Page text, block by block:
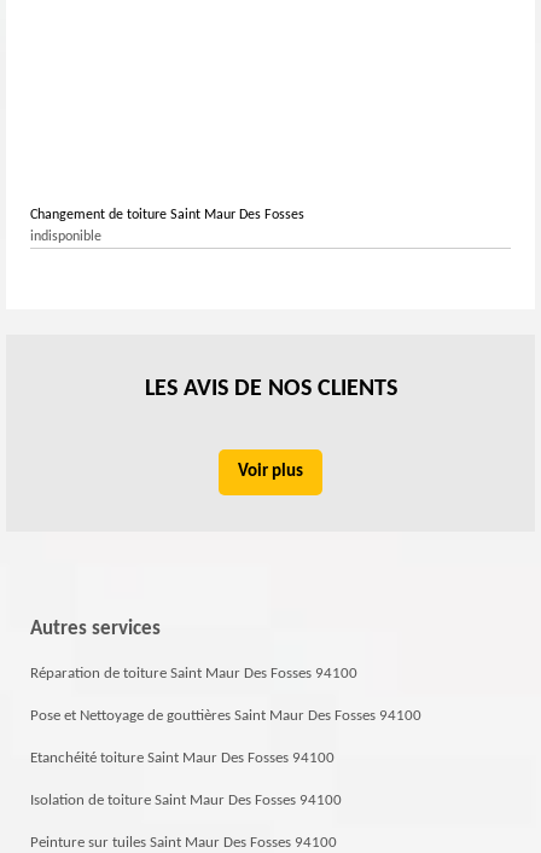
Changement de toiture Saint Maur Des Fosses
indisponible
LES AVIS DE NOS CLIENTS
Voir plus
Autres services
Réparation de toiture Saint Maur Des Fosses 94100
Pose et Nettoyage de gouttières Saint Maur Des Fosses 94100
Etanchéité toiture Saint Maur Des Fosses 94100
Isolation de toiture Saint Maur Des Fosses 94100
Peinture sur tuiles Saint Maur Des Fosses 94100